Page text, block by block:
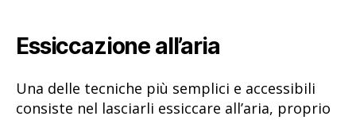
Essiccazione all’aria
Una delle tecniche più semplici e accessibili
consiste nel lasciarli essiccare all’aria, proprio